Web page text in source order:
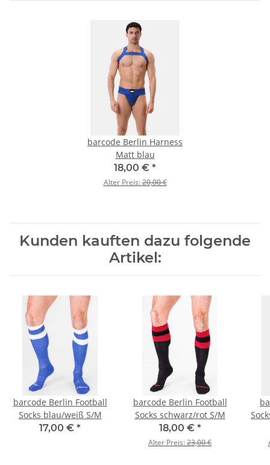
barcode Berlin Harness
Matt blau
18,00 € *
Alter Preis:20,00 €
Kunden kauften dazu folgende
Artikel:
barcode Berlin Football
Socks blau/weiß S/M
17,00 € *
barcode Berlin Football
Socks schwarz/rot S/M
18,00 € *
Alter Preis:23,00 €